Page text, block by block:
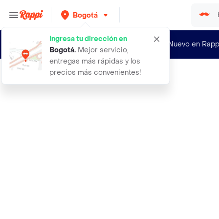
Bogotá
Ingresa tu dirección en
Bogotá. Mejor servicio,
entregas más rápidas y los
precios más convenientes!
¿Nuevo en
caja 12 fresas premium con chocolat